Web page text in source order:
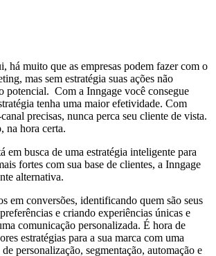
há muito que as empresas podem fazer com o
mas sem estratégia suas ações não
potencial. Com a Inngage você consegue
tenha uma maior efetividade. Com
precisas, nunca perca seu cliente de vista.
na hora certa.
em busca de uma estratégia inteligente para
fortes com sua base de clientes, a Inngage
alternativa.
em conversões, identificando quem são seus
e criando experiências únicas e
comunicação personalizada. É hora de
estratégias para a sua marca com uma
personalização, segmentação, automação e